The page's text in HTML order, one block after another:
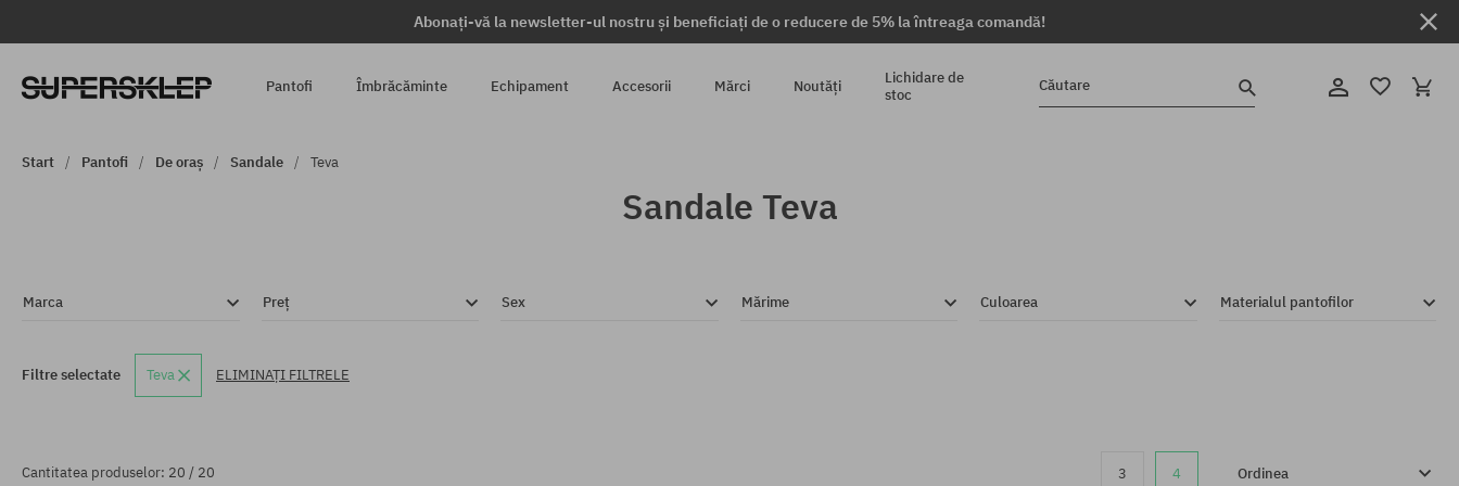
Abonați-vă la newsletter-ul nostru și beneficiați de o reducere de 5% la întreaga comandă!
Pantofi Îmbrăcăminte Echipament Accesorii Mărci Noutăți
Lichidare de
stoc
Căutare
Start Pantofi De oraș Sandale Teva
Sandale Teva
Marca Preț Sex Mărime Culoarea Materialul pantofilor
Filtre selectate Teva ELIMINAȚI FILTRELE
Cantitatea produselor: 20 / 20 3 4 Ordinea